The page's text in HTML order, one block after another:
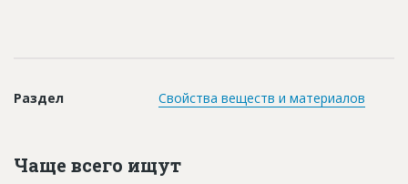
Раздел Свойства веществ и материалов
Чаще всего ищут